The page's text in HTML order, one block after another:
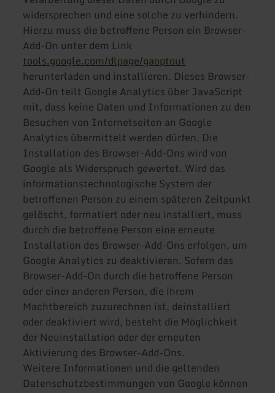
widersprechen und eine solche zu verhindern.
Hierzu muss die betroffene Person ein Browser-
Add-On unter dem Link
tools.google.com/dlpage/gaoptout
herunterladen und installieren. Dieses Browser-
Add-On teilt Google Analytics über JavaScript
mit, dass keine Daten und Informationen zu den
Besuchen von Internetseiten an Google
Analytics übermittelt werden dürfen. Die
Installation des Browser-Add-Ons wird von
Google als Widerspruch gewertet. Wird das
informationstechnologische System der
betroffenen Person zu einem späteren Zeitpunkt
gelöscht, formatiert oder neu installiert, muss
durch die betroffene Person eine erneute
Installation des Browser-Add-Ons erfolgen, um
Google Analytics zu deaktivieren. Sofern das
Browser-Add-On durch die betroffene Person
oder einer anderen Person, die ihrem
Machtbereich zuzurechnen ist, deinstalliert
oder deaktiviert wird, besteht die Möglichkeit
der Neuinstallation oder der erneuten
Aktivierung des Browser-Add-Ons.
Weitere Informationen und die geltenden
Datenschutzbestimmungen von Google können